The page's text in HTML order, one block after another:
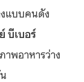
แบบคนดัง
บีเบอร์
พอาหารว่าง